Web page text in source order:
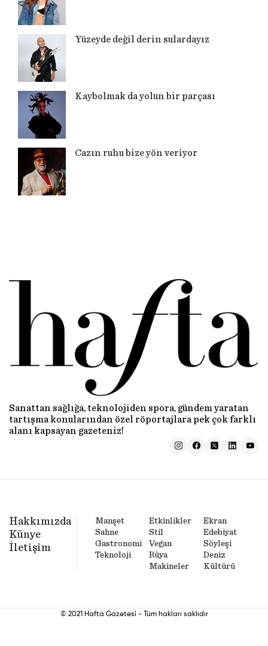
Yüzeyde değil derin sulardayız
Kaybolmak da yolun bir parçası
Cazın ruhu bize yön veriyor
Sanattan sağlığa, teknolojiden spora, gündem yaratan
tartışma konularından özel röportajlara pek çok farklı
alanı kapsayan gazeteniz!
Hakkımızda
Künye
İletişim
Manşet Etkinlikler
Ekran
Sahne
Stil
Edebiyat
Gastronomi
Vegan
Söyleşi
Teknoloji
Rüya
Makineler
Deniz
Kültürü
© 2021 Hafta Gazetesi - Tüm hakları saklıdır